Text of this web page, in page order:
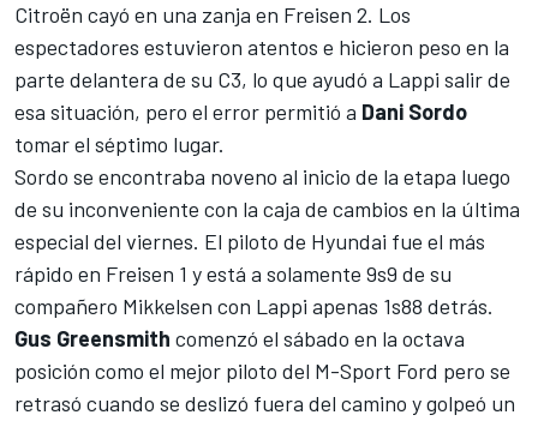
Citroën cayó en una zanja en Freisen 2. Los
espectadores estuvieron atentos e hicieron peso en la
parte delantera de su C3, lo que ayudó a Lappi salir de
esa situación, pero el error permitió a Dani Sordo
tomar el séptimo lugar.
Sordo se encontraba noveno al inicio de la etapa luego
de su inconveniente con la caja de cambios en la última
especial del viernes. El piloto de Hyundai fue el más
rápido en Freisen 1 y está a solamente 9s9 de su
compañero Mikkelsen con Lappi apenas 1s88 detrás.
Gus Greensmith comenzó el sábado en la octava
posición como el mejor piloto del M-Sport Ford pero se
retrasó cuando se deslizó fuera del camino y golpeó un